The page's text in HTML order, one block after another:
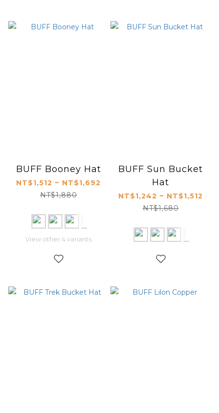
BUFF Booney Hat
NT$1,512 ~ NT$1,692
NT$1,880
View other 4 variants
BUFF Sun Bucket
Hat
NT$1,242 ~ NT$1,512
NT$1,680